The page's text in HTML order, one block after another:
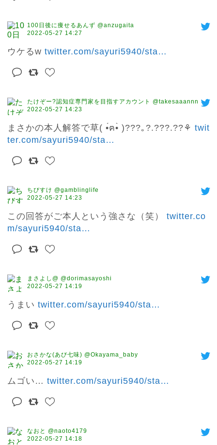
100日後に痩せるあんず @anzugaita
2022-05-27 14:27
ウケるw twitter.com/sayuri5940/sta…
たけぞー?認知症専門家を目指すアカウント @takesaaannn
2022-05-27 14:23
まさかの本人解答で草( •́ฅ•̀ )???｡?.???.??⚘ twit
ter.com/sayuri5940/sta…
ちびすけ @gamblinglife
2022-05-27 14:23
この回答がご本人という強さな（笑） twitter.co
m/sayuri5940/sta…
まさよし@ @dorimasayoshi
2022-05-27 14:19
うまい twitter.com/sayuri5940/sta…
おさかな(あび七味) @Okayama_baby
2022-05-27 14:19
ムゴい… twitter.com/sayuri5940/sta…
なおと @naoto4179
2022-05-27 14:18